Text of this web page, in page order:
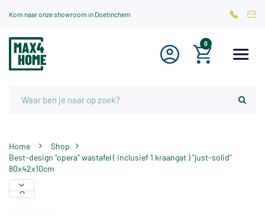
Kom naar onze showroom in Doetinchem
0
Home
Shop
Best-design "opera" wastafel ( inclusief 1 kraangat ) "just-solid"
80x42x10cm